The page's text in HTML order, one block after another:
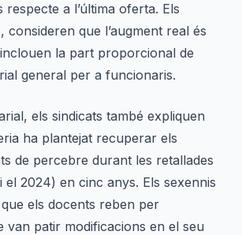
respecte a l’última oferta. Els
consideren que l’augment real és
la part proporcional de
general per a funcionaris.
els sindicats també expliquen
ha plantejat recuperar els
de percebre durant les retallades
el 2024) en cinc anys. Els sexennis
els docents reben per
van patir modificacions en el seu